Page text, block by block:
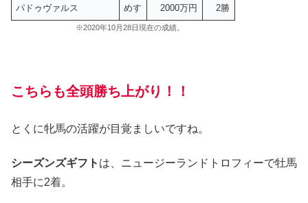
パドゥヴァルス めす 2000万円 2勝
※2020年10月28日現在の成績。
こちらも全頭勝ち上がり！！
とくに牝馬の活躍が目覚ましいですね。
シーズンズギフト は、ニュージーランドトロフィーで牡馬
相手に2着。